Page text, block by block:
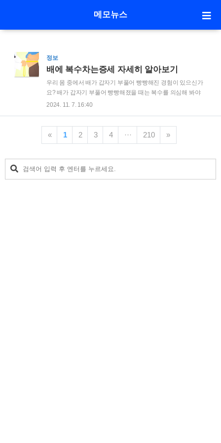
메모뉴스
정보
배에 복수차는증세 자세히 알아보기
우리 몸 중에서 배가 갑자기 부풀어 빵빵해진 경험이 있으신가
요? 배가 갑자기 부풀어 빵빵해졌을 때는 복수를 의심해 봐야
합니다. 복수는 말 그대로 배에 물이 차는 것을 의미하는데, 복
수가 차는 원인과 증상, 치료방법에 대해서 자세히 알아보도록
합시다. 배에 복수차는증세 원인복수가 차는 증세의 원인 중 약
지방간, 만성 B형 또는 C형 간염 등의 다양한 질환들로 인해 만
성적인 경과로 발생할 수 있습니다. 간경변증이 진행되면 간에
2024. 11. 7. 16:40
« 1 2 3 4 ··· 210 »